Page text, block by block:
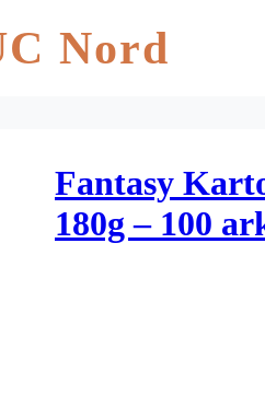
Nord
Fantasy
180g – 100